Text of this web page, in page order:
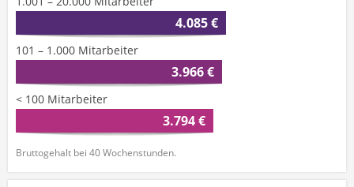
4.085 €
101 – 1.000 Mitarbeiter
3.966 €
< 100 Mitarbeiter
3.794 €
Bruttogehalt bei 40 Wochenstunden.